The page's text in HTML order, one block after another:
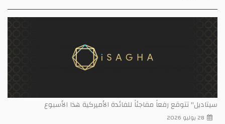
سيتاديل" تتوقع رفعاً مفاجئاً للفائدة الأميركية هذا الأسبوع
28 يوليو 2026